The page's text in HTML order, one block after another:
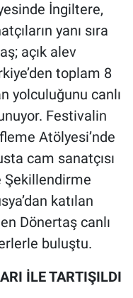
İngiltere,
yanı sıra
açık alev
toplam 8
yolculuğunu canlı
Festivalin
Atölyesi’nde
cam sanatçısı
Şekillendirme
katılan
Dönertaş canlı
buluştu.
İLE TARTIŞILDI